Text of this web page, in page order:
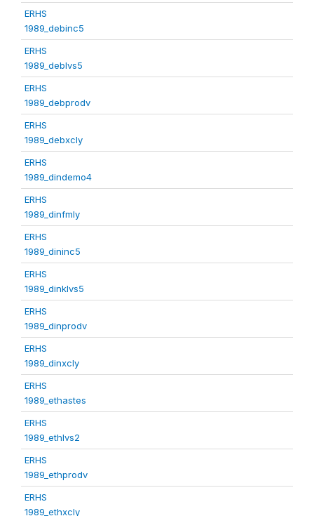
ERHS
1989_debinc5
ERHS
1989_deblvs5
ERHS
1989_debprodv
ERHS
1989_debxcly
ERHS
1989_dindemo4
ERHS
1989_dinfmly
ERHS
1989_dininc5
ERHS
1989_dinklvs5
ERHS
1989_dinprodv
ERHS
1989_dinxcly
ERHS
1989_ethastes
ERHS
1989_ethlvs2
ERHS
1989_ethprodv
ERHS
1989_ethxcly